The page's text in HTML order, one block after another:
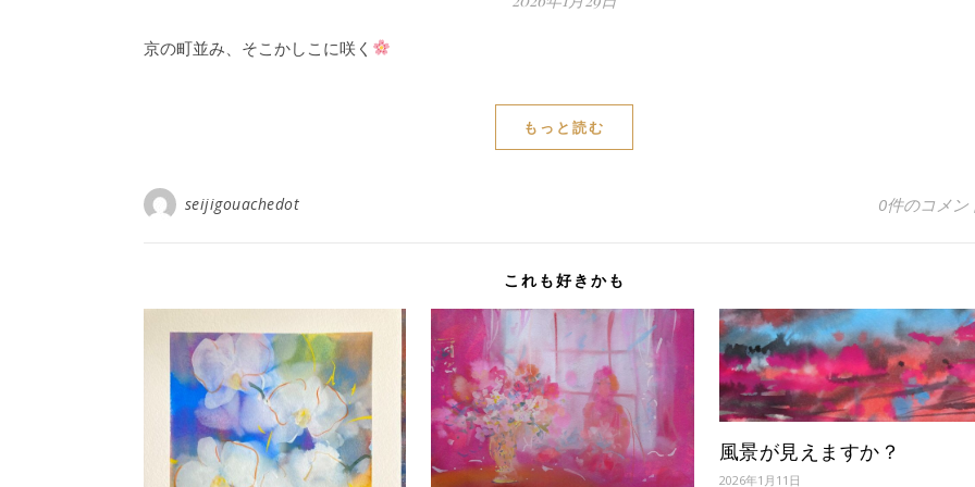
京の町並み、そこかしこに咲く
もっと読む
seijigouachedot 0件のコメン
これも好きかも
風景が見えますか？
2026年1月11日